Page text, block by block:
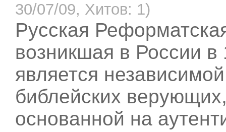
30/07/09, Хитов: 1)
Русская
возникшая в России в
является
библейских
основанной на